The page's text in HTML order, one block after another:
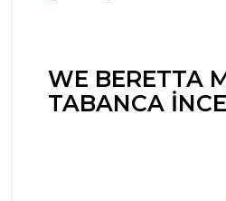
WE BERETTA
TABANCA